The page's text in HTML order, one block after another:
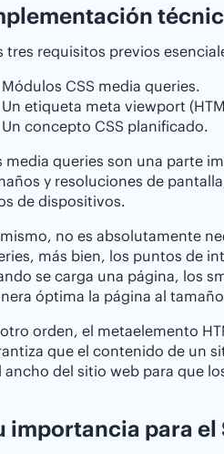
tres requisitos previos
Módulos CSS media queries.
Un etiqueta meta viewport
Un concepto CSS planificado.
media queries son una parte
y resoluciones de
de dispositivos.
no es absolutamente
más bien, los puntos de
se carga una página, los
óptima la página al
otro orden, el metaelemento
que el contenido de un
ancho del sitio web para que
importancia para el